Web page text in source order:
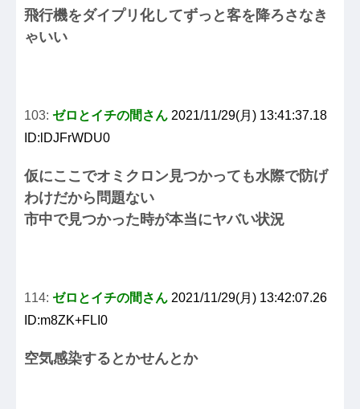
飛行機をダイプリ化してずっと客を降ろさなき
ゃいい
103: ゼロとイチの間さん 2021/11/29(月) 13:41:37.18
ID:lDJFrWDU0
仮にここでオミクロン見つかっても水際で防げ
わけだから問題ない
市中で見つかった時が本当にヤバい状況
114: ゼロとイチの間さん 2021/11/29(月) 13:42:07.26
ID:m8ZK+FLI0
空気感染するとかせんとか